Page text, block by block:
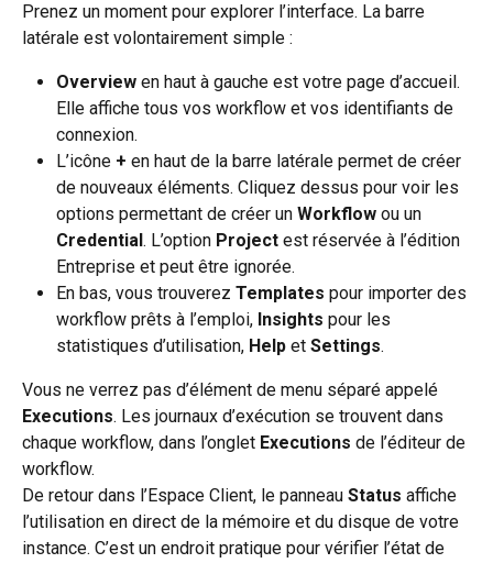
Prenez un moment pour explorer l’interface. La barre
latérale est volontairement simple :
Overview en haut à gauche est votre page d’accueil.
Elle affiche tous vos workflow et vos identifiants de
connexion.
L’icône + en haut de la barre latérale permet de créer
de nouveaux éléments. Cliquez dessus pour voir les
options permettant de créer un Workflow ou un
Credential . L’option Project est réservée à l’édition
Entreprise et peut être ignorée.
En bas, vous trouverez Templates pour importer des
workflow prêts à l’emploi, Insights pour les
statistiques d’utilisation, Help et Settings.
Vous ne verrez pas d’élément de menu séparé appelé
Executions. Les journaux d’exécution se trouvent dans
chaque workflow, dans l’onglet Executions de l’éditeur de
workflow.
De retour dans l’Espace Client, le panneau Status affiche
l’utilisation en direct de la mémoire et du disque de votre
instance. C’est un endroit pratique pour vérifier l’état de